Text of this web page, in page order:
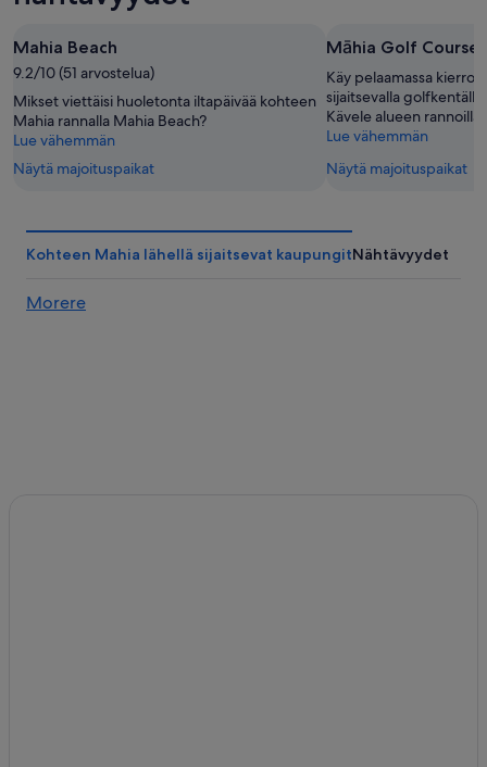
-viikonlopuksi
7.8.
-
9.8.
Mahia Beach
9.2/10 (51 arvostelua)
Mikset viettäisi huoletonta iltapäivää kohteen
Mahia rannalla Mahia Beach?
Lue vähemmän
Näytä majoituspaikat
Māhia Golf Course
Käy pelaamassa
sijaitsevalla
Kävele alueen rannoilla.
Lue vähemmän
Näytä majoituspaikat
Kohteen Mahia lähellä sijaitsevat kaupungitNähtävyydet
Morere